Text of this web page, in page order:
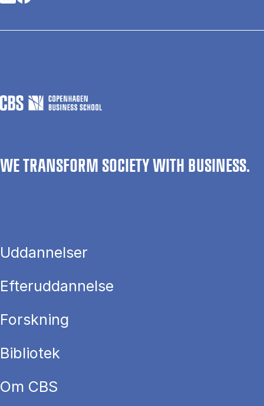
WE TRANSFORM SOCIETY WITH BUSINESS.
Uddannelser
Efteruddannelse
Forskning
Bibliotek
Om CBS